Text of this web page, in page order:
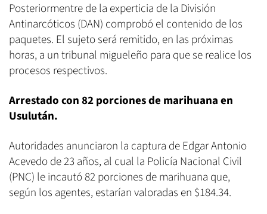
Posteriormentre de la experticia de la División
Antinarcóticos (DAN) comprobó el contenido de los
paquetes. El sujeto será remitido, en las próximas
horas, a un tribunal migueleño para que se realice los
procesos respectivos.
Arrestado con 82 porciones de marihuana en
Usulután.
Autoridades anunciaron la captura de Edgar Antonio
Acevedo de 23 años, al cual la Policía Nacional Civil
(PNC) le incautó 82 porciones de marihuana que,
según los agentes, estarían valoradas en $184.34.